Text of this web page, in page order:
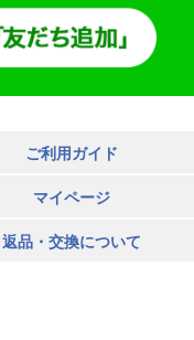
ご利用ガイド
マイページ
返品・交換について